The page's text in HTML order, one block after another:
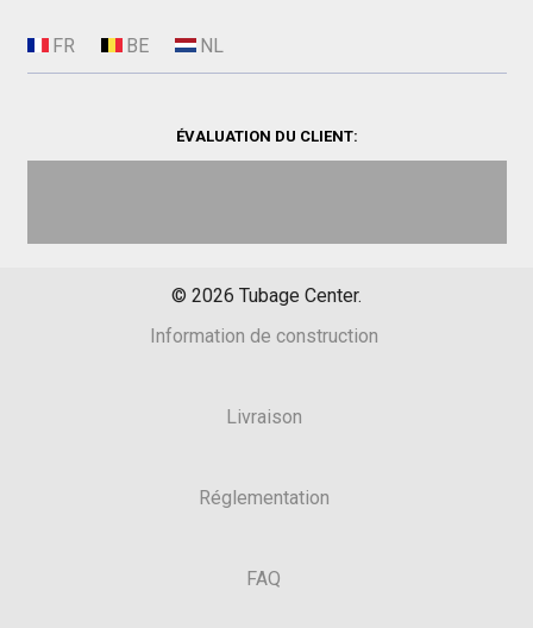
ÉVALUATION DU CLIENT:
© 2026 Tubage Center.
Information de construction
Livraison
Réglementation
FAQ